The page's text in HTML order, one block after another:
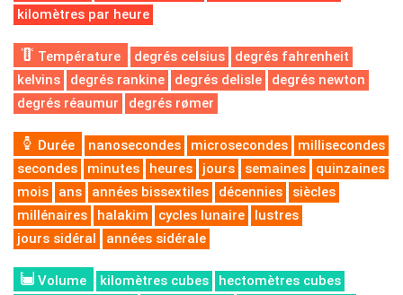
kilomètres par heure
Température degrés celsius
degrés fahrenheit
kelvins
degrés rankine degrés delisle
degrés newton
degrés réaumur
degrés rømer
Durée nanosecondes microsecondes
millisecondes
secondes
minutes heures jours semaines
quinzaines
mois
ans années bissextiles décennies
siècles
millénaires
halakim cycles lunaire
lustres
jours sidéral
années sidérale
Volume kilomètres cubes
hectomètres cubes